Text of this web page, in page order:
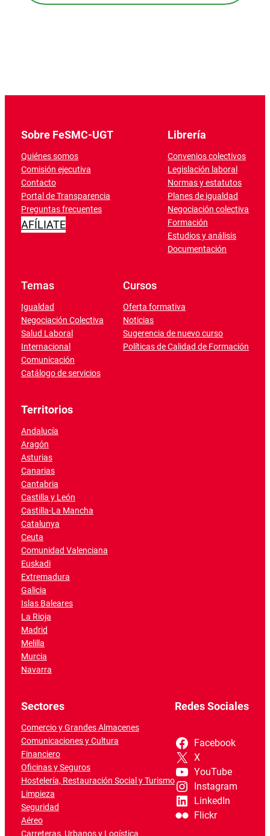
Sobre FeSMC-UGT
Quiénes somos
Comisión ejecutiva
Contacto
Portal de Transparencia
Preguntas frecuentes
AFÍLIATE
Librería
Convenios colectivos
Legislación laboral
Normas y estatutos
Planes de igualdad
Negociación colectiva
Formación
Estudios y análisis
Documentación
Temas
Igualdad
Negociación Colectiva
Salud Laboral
Internacional
Comunicación
Catálogo de servicios
Cursos
Oferta formativa
Noticias
Sugerencia de nuevo curso
Políticas de Calidad de Formación
Territorios
Andalucía
Aragón
Asturias
Canarias
Cantabria
Castilla y León
Castilla-La Mancha
Catalunya
Ceuta
Comunidad Valenciana
Euskadi
Extremadura
Galicia
Islas Baleares
La Rioja
Madrid
Melilla
Murcia
Navarra
Sectores
Comercio y Grandes Almacenes
Comunicaciones y Cultura
Financiero
Oficinas y Seguros
Hostelería, Restauración Social y Turismo
Limpieza
Seguridad
Aéreo
Carreteras, Urbanos y Logística
Redes Sociales
Facebook
X
YouTube
Instagram
LinkedIn
Flickr